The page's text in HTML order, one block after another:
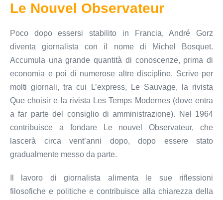
Le Nouvel Observateur
Poco dopo essersi stabilito in Francia, André Gorz
diventa giornalista con il nome di Michel Bosquet.
Accumula una grande quantità di conoscenze, prima di
economia e poi di numerose altre discipline. Scrive per
molti giornali, tra cui L’express, Le Sauvage, la rivista
Que choisir e la rivista Les Temps Modernes (dove entra
a far parte del consiglio di amministrazione). Nel 1964
contribuisce a fondare Le nouvel Observateur, che
lascerà circa vent’anni dopo, dopo essere stato
gradualmente messo da parte.
Il lavoro di giornalista alimenta le sue riflessioni
filosofiche e politiche e contribuisce alla chiarezza della